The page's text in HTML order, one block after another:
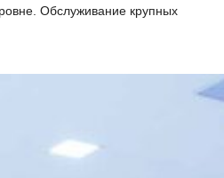
Обслуживание крупных